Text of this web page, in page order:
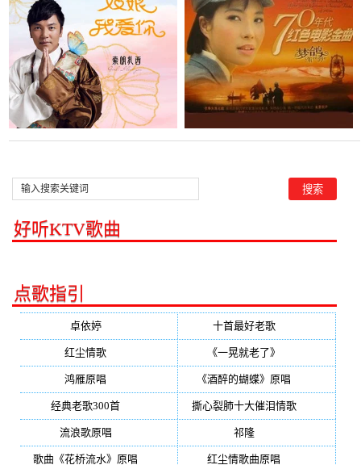
播:62次
播:29次
好听KTV歌曲
点歌指引
卓依婷(350) 十首最好老歌(300)
红尘情歌 《一晃就老了》
鸿雁原唱 《酒醉的蝴蝶》原唱
经典老歌300首 撕心裂肺十大催泪情歌(195)
流浪歌原唱 祁隆(188)
歌曲《花桥流水》原唱 红尘情歌曲原唱